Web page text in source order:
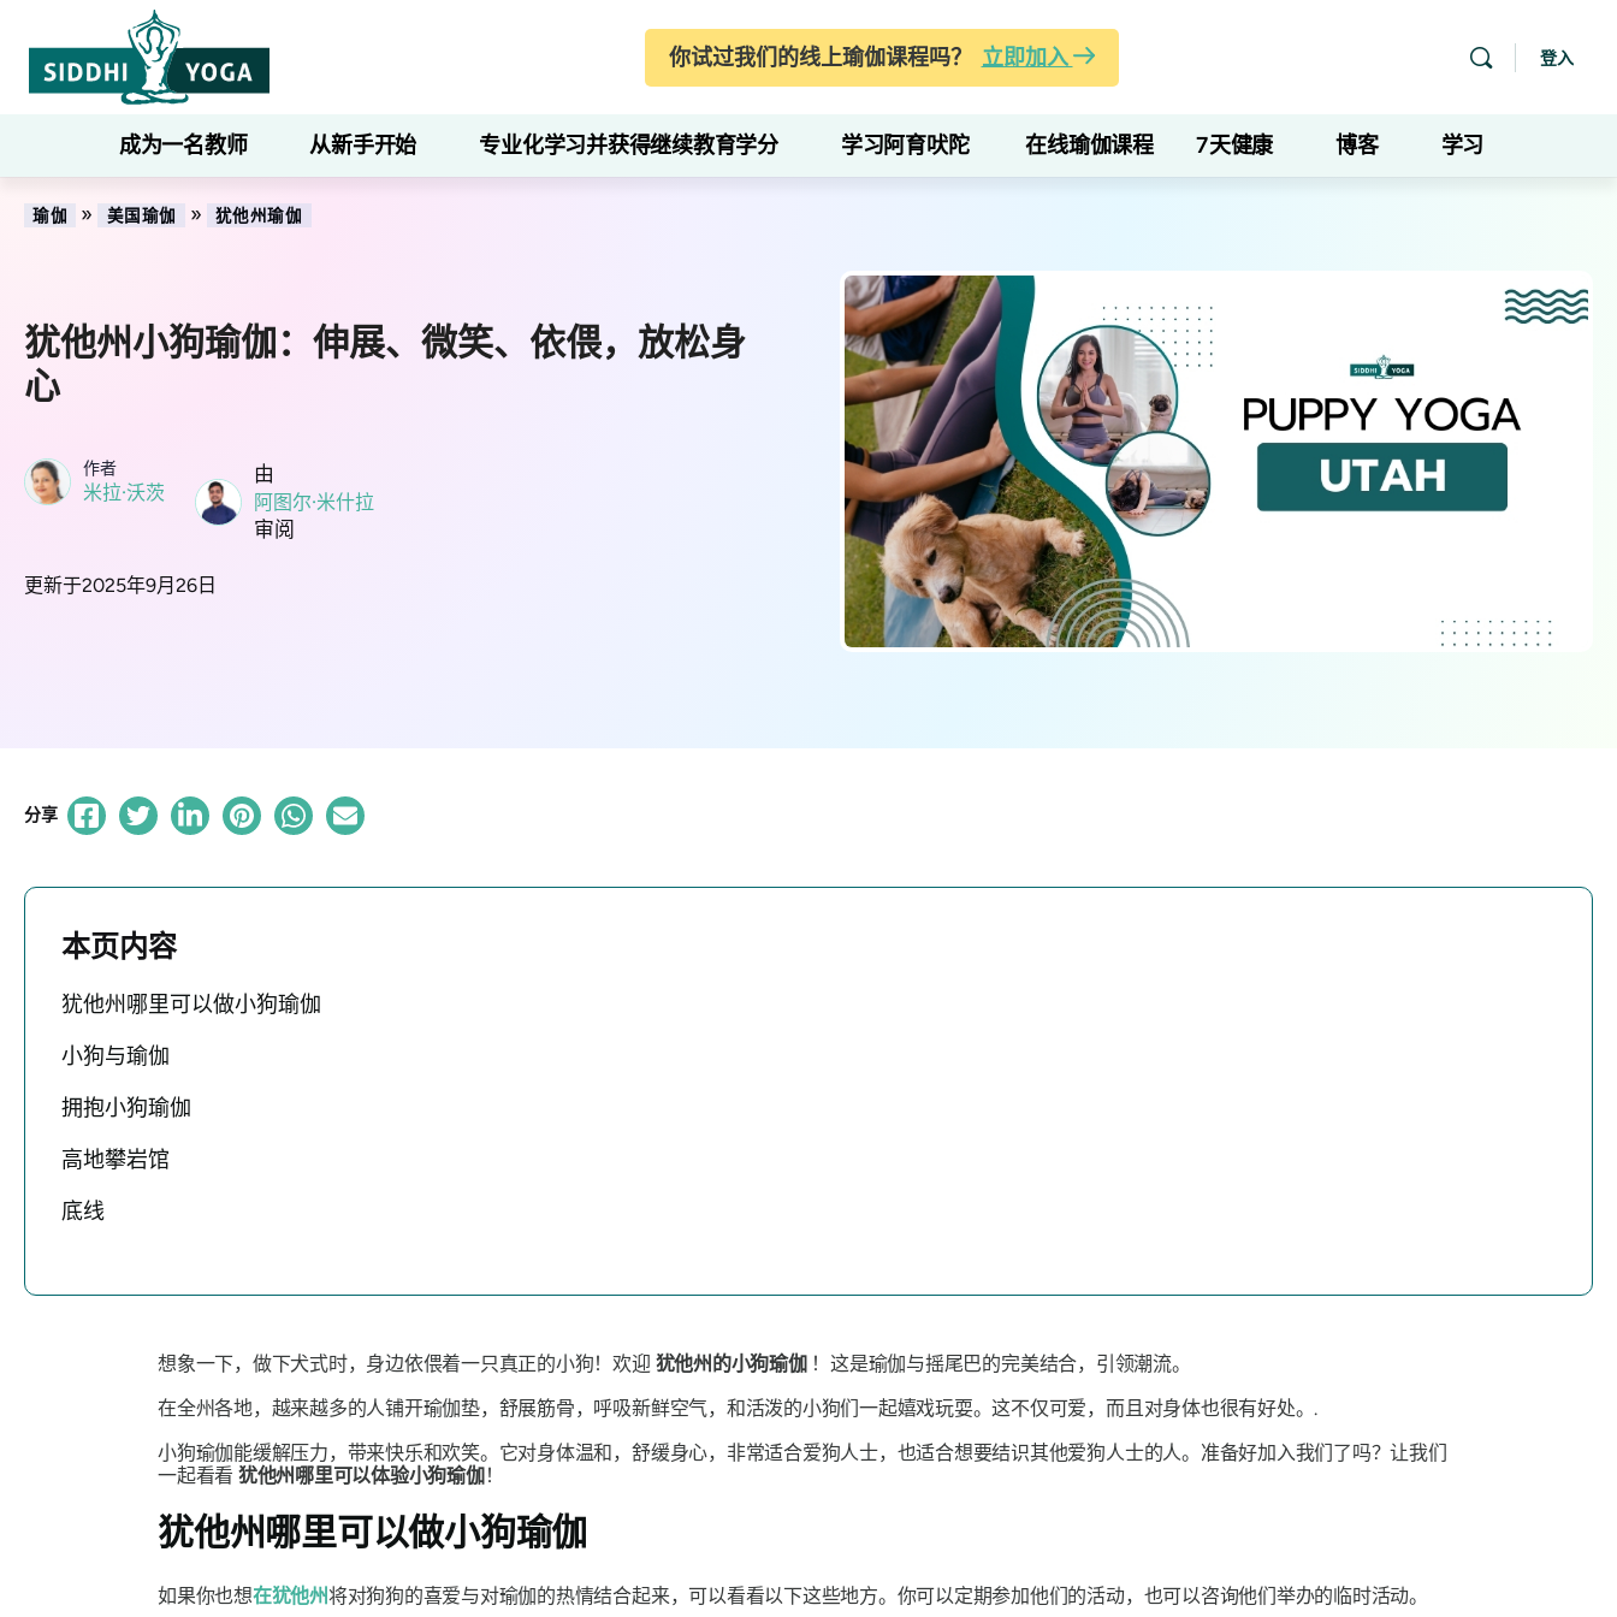
你试过我们的线上瑜伽课程吗？ 立即加入 登入
成为一名教师 从新手开始 专业化学习并获得继续教育学分 学习阿育吠陀 在线瑜伽课程 7天健康 博客 学习
瑜伽 » 美国瑜伽 » 犹他州瑜伽
犹他州小狗瑜伽：伸展、微笑、依偎，放松身
心
作者
米拉·沃茨
由
阿图尔·米什拉
审阅
更新于2025年9月26日
分享
本页内容
犹他州哪里可以做小狗瑜伽
小狗与瑜伽
拥抱小狗瑜伽
高地攀岩馆
底线
想象一下，做下犬式时，身边依偎着一只真正的小狗！欢迎 犹他州的小狗瑜伽！这是瑜伽与摇尾巴的完美结合，引领潮流。
在全州各地，越来越多的人铺开瑜伽垫，舒展筋骨，呼吸新鲜空气，和活泼的小狗们一起嬉戏玩耍。这不仅可爱，而且对身体也很有好处。.
小狗瑜伽能缓解压力，带来快乐和欢笑。它对身体温和，舒缓身心，非常适合爱狗人士，也适合想要结识其他爱狗人士的人。准备好加入我们了吗？让我们
一起看看 犹他州哪里可以体验小狗瑜伽！
犹他州哪里可以做小狗瑜伽
如果你也想在犹他州将对狗狗的喜爱与对瑜伽的热情结合起来，可以看看以下这些地方。你可以定期参加他们的活动，也可以咨询他们举办的临时活动。